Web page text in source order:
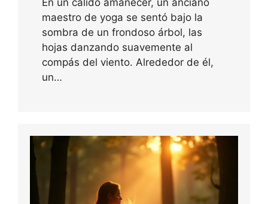
En un cálido amanecer, un anciano
maestro de yoga se sentó bajo la
sombra de un frondoso árbol, las
hojas danzando suavemente al
compás del viento. Alrededor de él,
un…